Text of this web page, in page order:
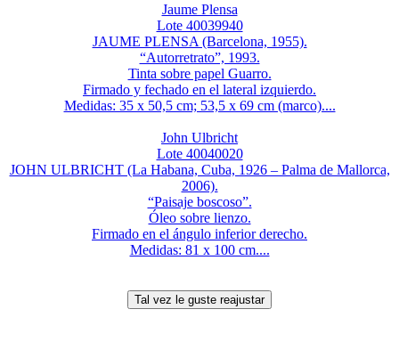
Jaume Plensa
Lote 40039940
JAUME PLENSA (Barcelona, 1955).
“Autorretrato”, 1993.
Tinta sobre papel Guarro.
Firmado y fechado en el lateral izquierdo.
Medidas: 35 x 50,5 cm; 53,5 x 69 cm (marco)....
John Ulbricht
Lote 40040020
JOHN ULBRICHT (La Habana, Cuba, 1926 – Palma de Mallorca,
2006).
“Paisaje boscoso”.
Óleo sobre lienzo.
Firmado en el ángulo inferior derecho.
Medidas: 81 x 100 cm....